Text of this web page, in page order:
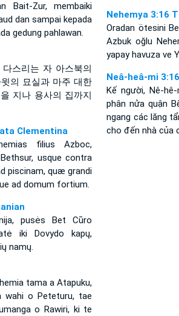
Bait-Zur, membaiki
dan sampai kepada
gedung pahlawan.
스리는 자 아스북의
의 묘실과 마주 대한
지나 용사의 집까지
Clementina
filius Azboc,
usque contra
piscinam, quæ grandi
ad domum fortium.
pusės Bet Cūro
iki Dovydo kapų,
namų.
tama a Atapuku,
o Peteturu, tae
o Rawiri, ki te
Nehemya 3:16
Oradan ötesini
Azbuk oğlu
yapay havuza ve
Neâ-heâ-mi
Kế người, Nê-
phân nửa quận
ngang các lăng
cho đến nhà của